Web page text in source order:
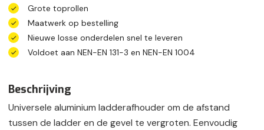
Grote toprollen
Maatwerk op bestelling
Nieuwe losse onderdelen snel te leveren
Voldoet aan NEN-EN 131-3 en NEN-EN 1004
Beschrijving
Universele aluminium ladderafhouder om de afstand
tussen de ladder en de gevel te vergroten. Eenvoudig